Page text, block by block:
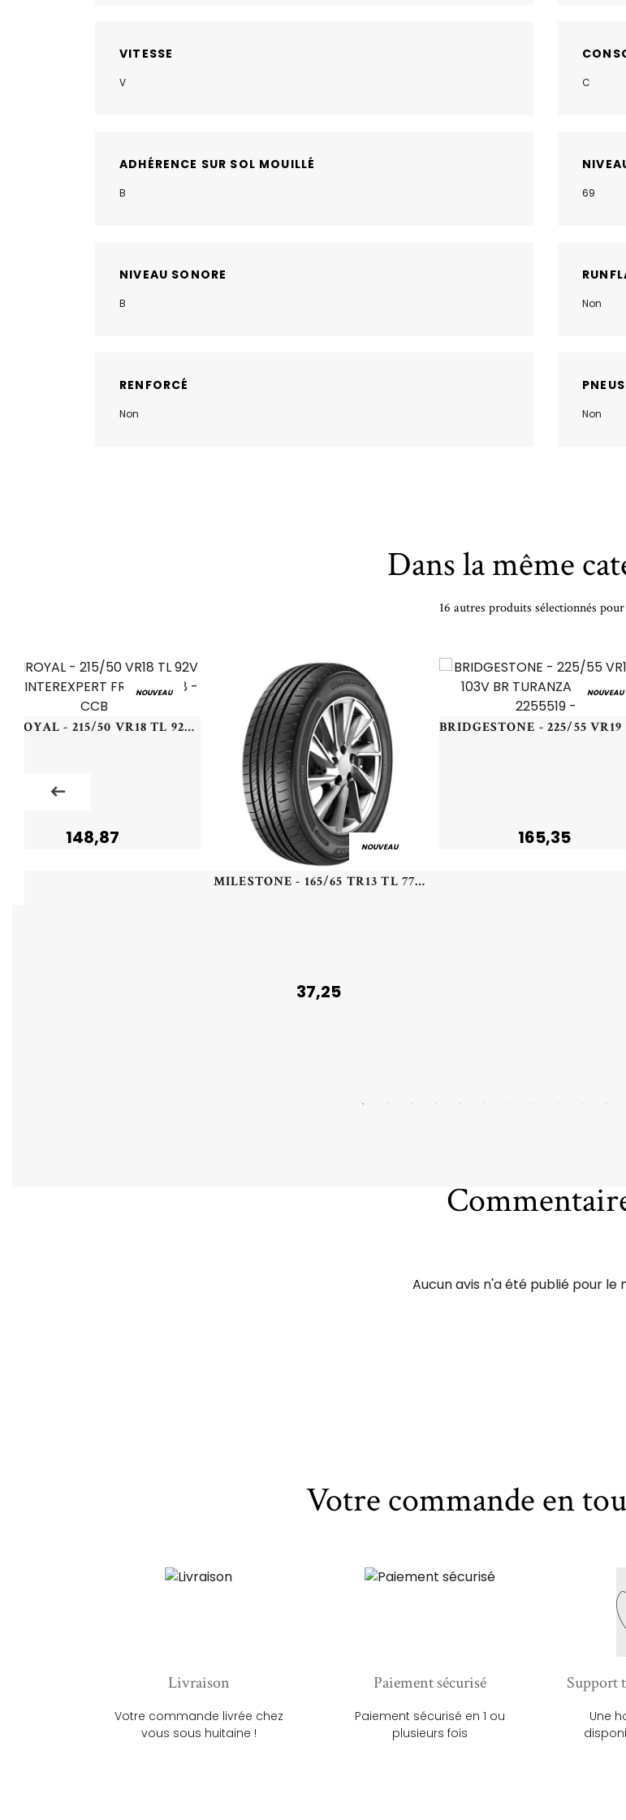
VITESSE
V C
ADHÉRENCE SUR SOL MOUILLÉ
B 69
NIVEAU SONORE
B Non
RENFORCÉ
Non Non
Dans la même
16 autres produits sélectionnés
NOUVEAU
UNIROYAL - 215/50 VR18 TL 92V UN WINTEREXPERT FR - 2155018 - CCB
148,87 NOUVEAU
MILESTONE - 165/65 TR13 TL 77T MILESTONE MZ01 - 1656513 - CCB
37,25
NOUVEAU
165,35
Aucun avis n'a été publié pour le
Votre commande en
Livraison
Votre commande livrée chez
vous sous huitaine !
Paiement sécurisé
Paiement sécurisé en 1 ou
plusieurs fois
Support
Une